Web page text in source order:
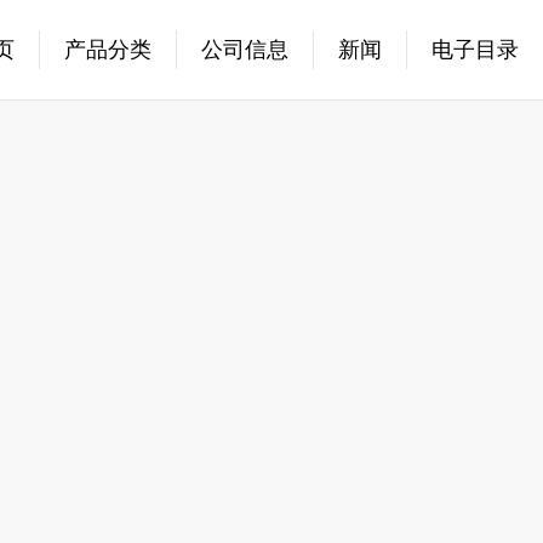
产品分类 公司信息 新闻 电子目录